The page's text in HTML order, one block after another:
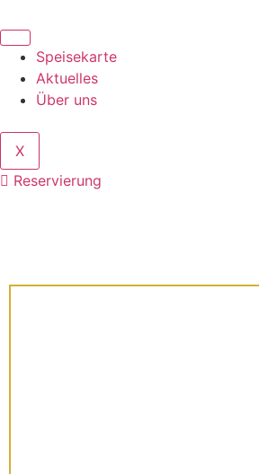
Speisekarte
Aktuelles
Über uns
X
Reservierung